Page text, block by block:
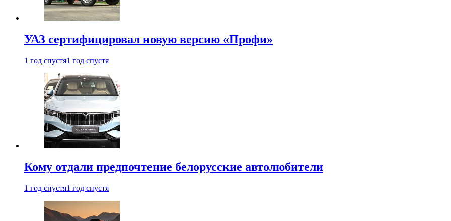
УАЗ сертифицировал новую версию «Профи»
1 год спустя1 год спустя
Кому отдали предпочтение белорусские автолюбители
1 год спустя1 год спустя